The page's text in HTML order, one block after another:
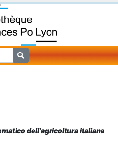
dell'agricoltura italiana